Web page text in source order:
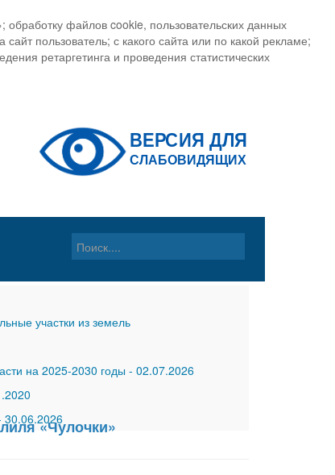
файлов cookie, пользовательских данных
пользователь; с какого сайта или по какой рекламе;
ретаргетинга и проведения статистических
участки из земель
на 2025-2030 годы - 02.07.2026
30.06.2026«Чулочки»